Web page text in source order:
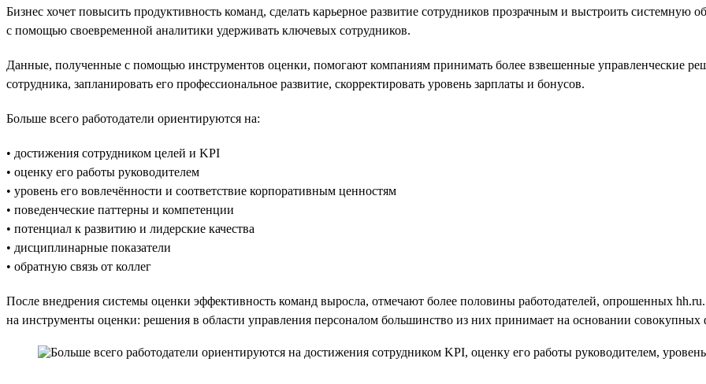
Бизнес хочет повысить продуктивность команд, сделать карьерное развитие сотрудников прозрачным и выстроить системную
с помощью своевременной аналитики удерживать ключевых сотрудников.
Данные, полученные с помощью инструментов оценки, помогают компаниям принимать более взвешенные управленческие
сотрудника, запланировать его профессиональное развитие, скорректировать уровень зарплаты и бонусов.
Больше всего работодатели ориентируются на:
• достижения сотрудником целей и KPI
• оценку его работы руководителем
• уровень его вовлечённости и соответствие корпоративным ценностям
• поведенческие паттерны и компетенции
• потенциал к развитию и лидерские качества
• дисциплинарные показатели
• обратную связь от коллег
После внедрения системы оценки эффективность команд выросла, отмечают более половины работодателей, опрошенных
на инструменты оценки: решения в области управления персоналом большинство из них принимает на основании совокупных